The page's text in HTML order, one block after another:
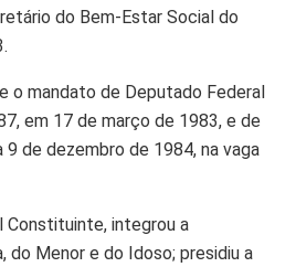
do Bem-Estar Social do
o mandato de Deputado Federal
em 17 de março de 1983, e de
de dezembro de 1984, na vaga
Constituinte, integrou a
do Menor e do Idoso; presidiu a